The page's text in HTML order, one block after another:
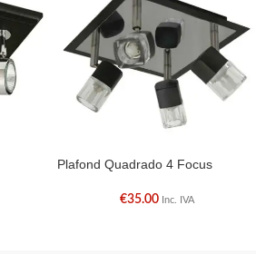
Plafond Quadrado 4 Focus
€35.00 Inc. IVA